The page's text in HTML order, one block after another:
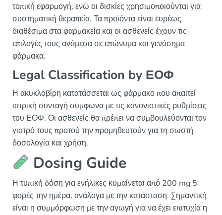
τοπική εφαρμογή, ενώ οι δισκίες χρησιμοποιούνται για
συστηματική θεραπεία. Τα προϊόντα είναι ευρέως
διαθέσιμα στα φαρμακεία και οι ασθενείς έχουν τις
επιλογές τους ανάμεσα σε επώνυμα και γενόσημα
φάρμακα.
Legal Classification by ΕΟΦ
Η ακυκλοβίρη κατατάσσεται ως φάρμακο που απαιτεί
ιατρική συνταγή σύμφωνα με τις κανονιστικές ρυθμίσεις
του ΕΟΦ. Οι ασθενείς θα πρέπει να συμβουλεύονται τον
γιατρό τους προτού την προμηθευτούν για τη σωστή
δοσολογία και χρήση.
Dosing Guide
Η τυπική δόση για ενήλικες κυμαίνεται από 200 mg 5
φορές την ημέρα, ανάλογα με την κατάσταση. Σημαντική
είναι η συμμόρφωση με την αγωγή για να έχει επιτυχία η